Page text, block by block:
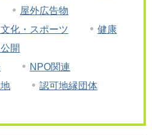
屋外広告物
化・スポーツ
健康
開
NPO関連
認可地縁団体